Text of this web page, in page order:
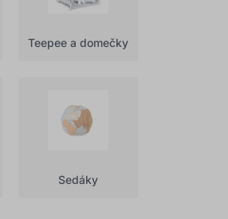
Teepee a domečky
Sedáky